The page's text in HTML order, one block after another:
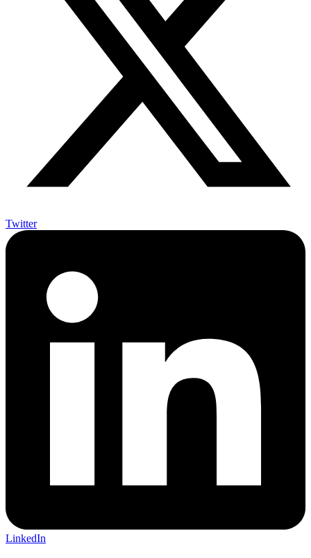
Twitter
LinkedIn